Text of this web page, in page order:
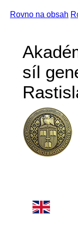
Rovno na obsah
síl